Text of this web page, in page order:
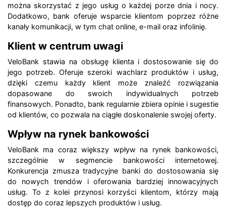
można skorzystać z jego usług o każdej porze dnia i nocy.
Dodatkowo, bank oferuje wsparcie klientom poprzez różne
kanały komunikacji, w tym chat online, e-mail oraz infolinię.
Klient w centrum uwagi
VeloBank stawia na obsługę klienta i dostosowanie się do
jego potrzeb. Oferuje szeroki wachlarz produktów i usług,
dzięki czemu każdy klient może znaleźć rozwiązania
dopasowane do swoich indywidualnych potrzeb
finansowych. Ponadto, bank regularnie zbiera opinie i sugestie
od klientów, co pozwala na ciągłe doskonalenie swojej oferty.
Wpływ na rynek bankowości
VeloBank ma coraz większy wpływ na rynek bankowości,
szczególnie w segmencie bankowości internetowej.
Konkurencja zmusza tradycyjne banki do dostosowania się
do nowych trendów i oferowania bardziej innowacyjnych
usług. To z kolei przynosi korzyści klientom, którzy mają
dostęp do coraz lepszych produktów i usług.